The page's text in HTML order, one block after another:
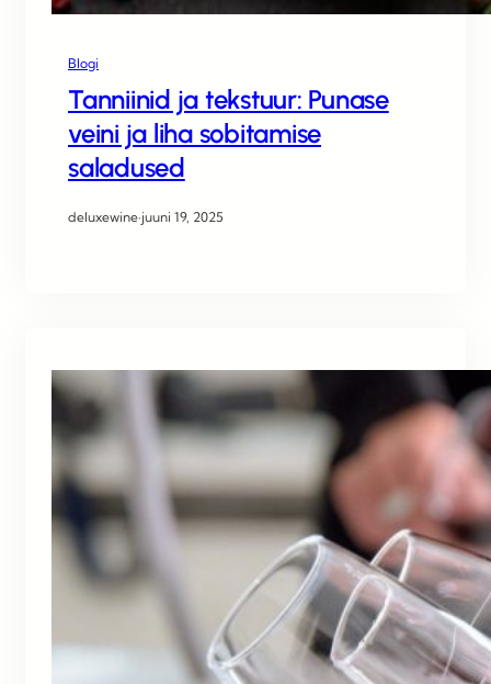
Blogi
Tanniinid ja tekstuur: Punase
veini ja liha sobitamise
saladused
deluxewine·juuni 19, 2025